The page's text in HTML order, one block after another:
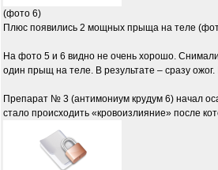
(фото 6)
Плюс появились 2 мощных прыща на теле
На фото 5 и 6 видно не очень хорошо.
один прыщ на теле. В результате – сразу ожог.
Препарат № 3 (антимониум крудум 6) начал
стало происходить «кровоизлияние» после